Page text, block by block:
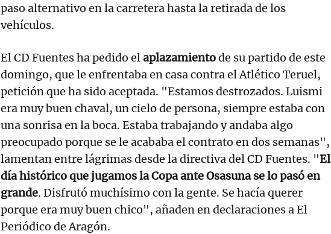
paso alternativo en la carretera hasta la retirada de los
vehículos.
El CD Fuentes ha pedido elaplazamientode su partido de este
domingo, que le enfrentaba en casa contra el Atlético Teruel,
petición que ha sido aceptada. "Estamos destrozados. Luismi
era muy buen chaval, un cielo de persona, siempre estaba con
una sonrisa en la boca. Estaba trabajando y andaba algo
preocupado porque se le acababa el contrato en dos semanas",
lamentan entre lágrimas desde la directiva del CD Fuentes. "El
día histórico que jugamos la Copa ante Osasuna se lo pasó en
grande. Disfrutó muchísimo con la gente. Se hacía querer
porque era muy buen chico", añaden en declaraciones a El
Periódico de Aragón.